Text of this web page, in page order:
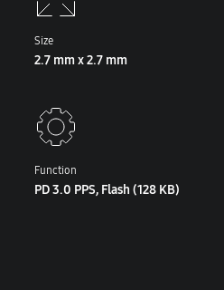
Size
2.7 mm x 2.7 mm
Function
PD 3.0 PPS, Flash (128 KB)